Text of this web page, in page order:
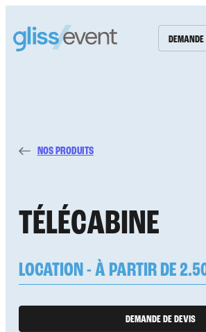
NOS
NOTRE
NOS PRODUITS
TÉLÉCABINE
LOCATION - À PARTIR DE
DEMANDE DE DEVIS